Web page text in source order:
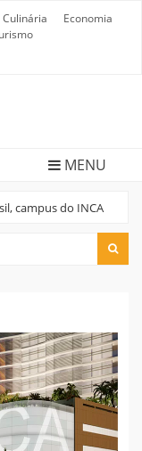
Culinária
Economia
MENU
campus do INCA